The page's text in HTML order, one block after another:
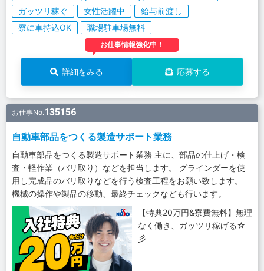
ガッツリ稼ぐ
女性活躍中
給与前渡し
寮に車持込OK
職場駐車場無料
お仕事情報強化中！
詳細をみる 応募する
お仕事No.135156
自動車部品をつくる製造サポート業務
自動車部品をつくる製造サポート業務 主に、部品の仕上げ・検
査・軽作業（バリ取り）などを担当します。 グラインダーを使
用し完成品のバリ取りなどを行う検査工程をお願い致します。
機械の操作や製品の移動、最終チェックなども行います。
【特典20万円&寮費無料】無理
なく働き、ガッツリ稼げる☆
彡